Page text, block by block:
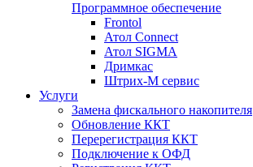
Программное обеспечение
Frontol
Атол Connect
Атол SIGMA
Дримкас
Штрих-М сервис
Услуги
Замена фискального накопителя
Обновление ККТ
Перерегистрация ККТ
Подключение к ОФД